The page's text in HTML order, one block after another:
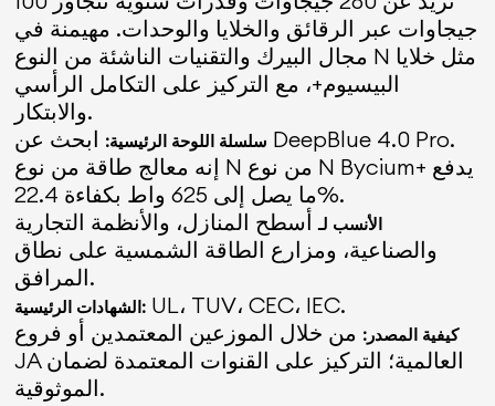
جيجاوات عبر الرقائق والخلايا والوحدات. مهيمنة في
مجال البيرك والتقنيات الناشئة من النوع N مثل خلايا
البيسيوم+، مع التركيز على التكامل الرأسي
والابتكار.
سلسلة اللوحة الرئيسية: ابحث عن DeepBlue 4.0 Pro.
إنه معالج طاقة من نوع N من نوع N Bycium+ يدفع
ما يصل إلى 625 واط بكفاءة 22.4%.
الأنسب لـأسطح المنازل، والأنظمة التجارية
والصناعية، ومزارع الطاقة الشمسية على نطاق
المرافق.
الشهادات الرئيسية: UL، TUV، CEC، IEC.
كيفية المصدر: من خلال الموزعين المعتمدين أو فروع
JA العالمية؛ التركيز على القنوات المعتمدة لضمان
الموثوقية.